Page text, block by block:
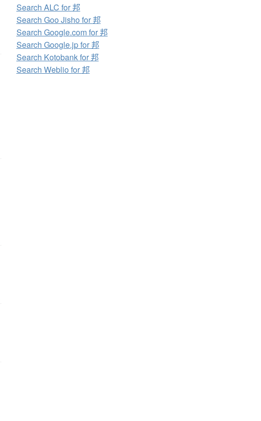
Search ALC for 邦
Search Goo Jisho for 邦
Search Google.com for 邦
Search Google.jp for 邦
Search Kotobank for 邦
Search Weblio for 邦